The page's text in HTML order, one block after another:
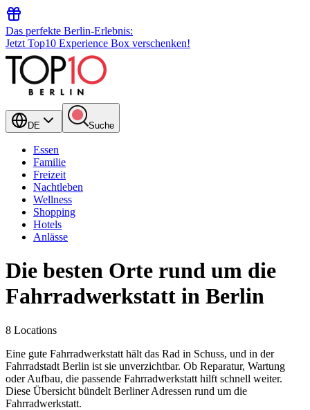
Das perfekte Berlin-Erlebnis:
Jetzt Top10 Experience Box verschenken!
DE Suche
Essen
Familie
Freizeit
Nachtleben
Wellness
Shopping
Hotels
Anlässe
Die besten Orte rund um die
Fahrradwerkstatt in Berlin
8 Locations
Eine gute Fahrradwerkstatt hält das Rad in Schuss, und in der
Fahrradstadt Berlin ist sie unverzichtbar. Ob Reparatur, Wartung
oder Aufbau, die passende Fahrradwerkstatt hilft schnell weiter.
Diese Übersicht bündelt Berliner Adressen rund um die
Fahrradwerkstatt.